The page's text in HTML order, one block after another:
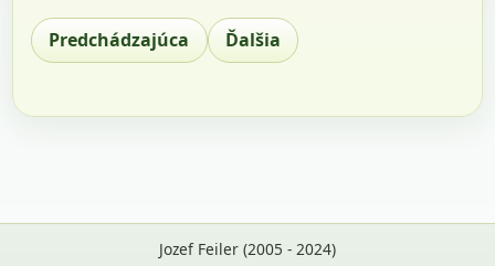
Predchádzajúca Ďalšia
Jozef Feiler (2005 - 2024)